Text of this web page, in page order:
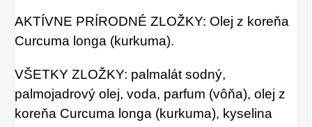
AKTÍVNE PRÍRODNÉ ZLOŽKY: Olej z koreňa
Curcuma longa (kurkuma).
VŠETKY ZLOŽKY: palmalát sodný,
palmojadrový olej, voda, parfum (vôňa), olej z
koreňa Curcuma longa (kurkuma), kyselina